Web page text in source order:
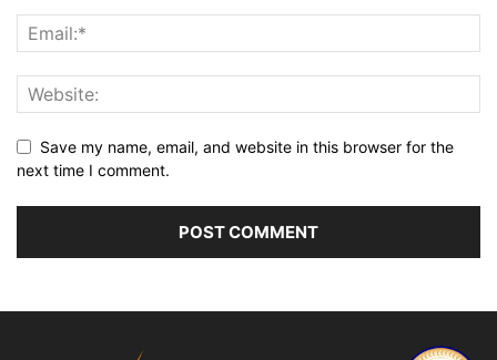
Save my name, email, and website in this browser for the
next time I comment.